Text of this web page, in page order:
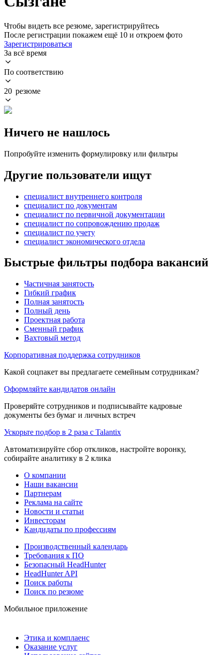
Чтобы видеть все резюме, зарегистрируйтесь
После регистрации покажем ещё 10 и откроем фото
Зарегистрироваться
За всё время
По соответствию
20 резюме
Ничего не нашлось
Попробуйте изменить формулировку или фильтры
Другие пользователи ищут
специалист внутреннего контроля
специалист по документам
специалист по первичной документации
специалист по сопровождению продаж
специалист по учету
специалист экономического отдела
Быстрые фильтры подбора вакансий
Частичная занятость
Гибкий график
Полная занятость
Полный день
Проектная работа
Сменный график
Вахтовый метод
Корпоративная поддержка сотрудников
Какой соцпакет вы предлагаете семейным сотрудникам?
Оформляйте кандидатов онлайн
Проверяйте сотрудников и подписывайте кадровые
документы без бумаг и личных встреч
Ускорьте подбор в 2 раза с Talantix
Автоматизируйте сбор откликов, настройте воронку,
собирайте аналитику в 2 клика
О компании
Наши вакансии
Партнерам
Реклама на сайте
Новости и статьи
Инвесторам
Кандидаты по профессиям
Производственный календарь
Требования к ПО
Безопасный HeadHunter
HeadHunter API
Поиск работы
Поиск по резюме
Мобильное приложение
Этика и комплаенс
Оказание услуг